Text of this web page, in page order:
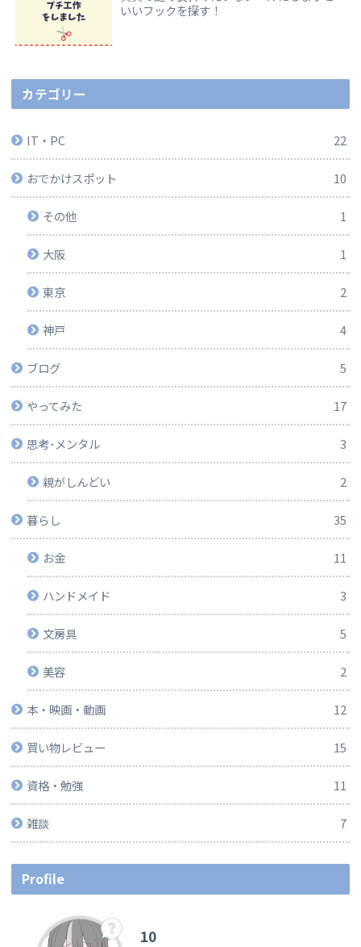
いいフックを探す！
カテゴリー
IT・PC 22
おでかけスポット 10
その他 1
大阪 1
東京 2
神戸 4
ブログ 5
やってみた 17
思考･メンタル 3
親がしんどい 2
暮らし 35
お金 11
ハンドメイド 3
文房具 5
美容 2
本・映画・動画 12
買い物レビュー 15
資格・勉強 11
雑談 7
Profile
10